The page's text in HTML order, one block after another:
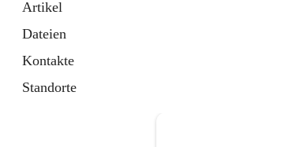
Artikel
Dateien
Kontakte
Standorte